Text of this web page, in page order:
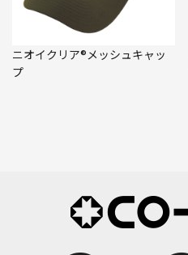
ニオイクリア®メッシュキャッ
プ